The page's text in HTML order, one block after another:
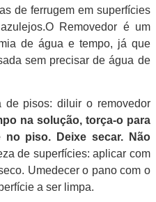
de ferrugem em superfícies
Removedor é um
de água e tempo, já que
sem precisar de água de
de pisos: diluir o removedor
na solução, torça-o para
no piso.
Deixe secar.
Não
de superfícies: aplicar com
Umedecer o pano com o
a ser limpa.